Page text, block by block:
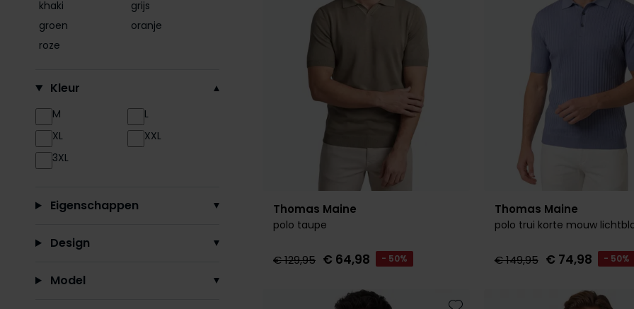
khaki
grijs
groen
oranje
roze
Kleur
M
L
XL
XXL
3XL
Eigenschappen
Design
Model
Thomas Maine
polo taupe
€ 129,95 € 64,98 - 50%
Thomas Maine
polo trui korte mouw
€ 149,95 € 74,98 - 50%